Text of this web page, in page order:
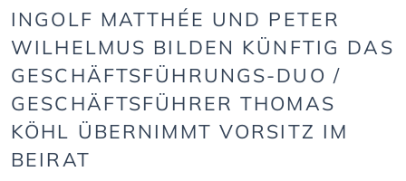
INGOLF MATTHÉE UND PETER
WILHELMUS BILDEN KÜNFTIG DAS
GESCHÄFTSFÜHRUNGS-DUO /
GESCHÄFTSFÜHRER THOMAS
KÖHL ÜBERNIMMT VORSITZ IM
BEIRAT